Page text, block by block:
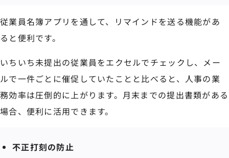
従業員名簿アプリを通して、リマインドを送る機能があ
ると便利です。
いちいち未提出の従業員をエクセルでチェックし、メー
ルで一件ごとに催促していたことと比べると、人事の業
務効率は圧倒的に上がります。月末までの提出書類がある
場合、便利に活用できます。
不正打刻の防止